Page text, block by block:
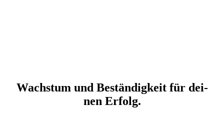
Wachs­tum und Bestän­dig­keit für dei­
nen Erfolg.